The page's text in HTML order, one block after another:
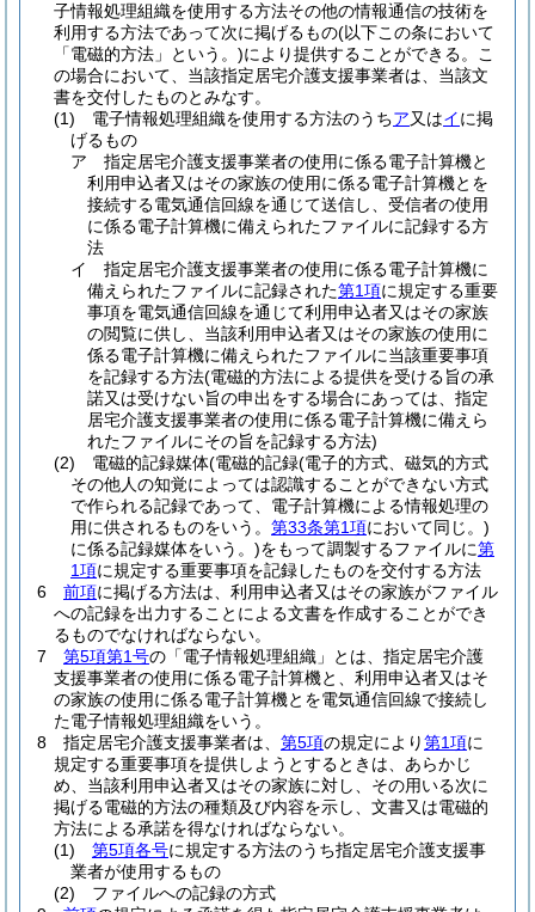
子情報処理組織を使用する方法その他の情報通信の技術を
利用する方法であって次に掲げるもの(以下この条において
「電磁的方法」という。)により提供することができる。
こ
の場合において、当該指定居宅介護支援事業者は、当該文
書を交付したものとみなす。
(1)
電子情報処理組織を使用する方法のうちア又はイに掲
げるもの
ア
指定居宅介護支援事業者の使用に係る電子計算機と
利用申込者又はその家族の使用に係る電子計算機とを
接続する電気通信回線を通じて送信し、受信者の使用
に係る電子計算機に備えられたファイルに記録する方
法
イ
指定居宅介護支援事業者の使用に係る電子計算機に
備えられたファイルに記録された第1項に規定する重要
事項を電気通信回線を通じて利用申込者又はその家族
の閲覧に供し、当該利用申込者又はその家族の使用に
係る電子計算機に備えられたファイルに当該重要事項
を記録する方法(電磁的方法による提供を受ける旨の承
諾又は受けない旨の申出をする場合にあっては、指定
居宅介護支援事業者の使用に係る電子計算機に備えら
れたファイルにその旨を記録する方法)
(2)
電磁的記録媒体(電磁的記録(電子的方式、磁気的方式
その他人の知覚によっては認識することができない方式
で作られる記録であって、電子計算機による情報処理の
用に供されるものをいう。 第33条第1項において同じ。)
に係る記録媒体をいう。)をもって調製するファイルに第
1項に規定する重要事項を記録したものを交付する方法
6
前項に掲げる方法は、利用申込者又はその家族がファイル
への記録を出力することによる文書を作成することができ
るものでなければならない。
7
第5項第1号の「電子情報処理組織」とは、指定居宅介護
支援事業者の使用に係る電子計算機と、利用申込者又はそ
の家族の使用に係る電子計算機とを電気通信回線で接続し
た電子情報処理組織をいう。
8
指定居宅介護支援事業者は、 第5項の規定により第1項に
規定する重要事項を提供しようとするときは、あらかじ
め、当該利用申込者又はその家族に対し、その用いる次に
掲げる電磁的方法の種類及び内容を示し、文書又は電磁的
方法による承諾を得なければならない。
(1)
第5項各号に規定する方法のうち指定居宅介護支援事
業者が使用するもの
(2)
ファイルへの記録の方式